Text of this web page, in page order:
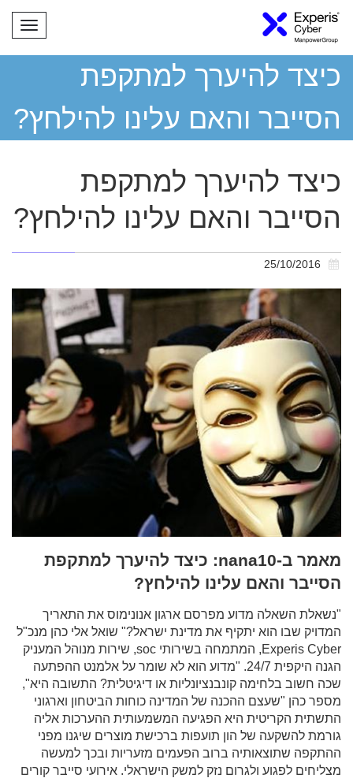
כיצד להיערך למתקפת
הסייבר והאם עלינו להילחץ?
כיצד להיערך למתקפת
הסייבר והאם עלינו להילחץ?
מאמר ב-nana10: כיצד להיערך למתקפת
הסייבר והאם עלינו להילחץ?
"נשאלת השאלה מדוע מפרסם ארגון אנונימוס את התאריך
המדויק שבו הוא יתקיף את מדינת ישראל?" שואל אלי כהן מנכ"ל
Experis Cyber, המתמחה בשירותי soc, שירות מנוהל המעניק
הגנה היקפית 24/7. "מדוע הוא לא שומר על אלמנט ההפתעה
שכה חשוב בלחימה קונבנציונליות או דיגיטלית? התשובה היא",
מספר כהן "שעצם ההכנה של המדינה כוחות הביטחון וארגוני
התשתית הקריטית היא הפגיעה המשמעותית ההערכות אליה
גורמת להשקעה של הון תועפות ברכישת מוצרים שיגנו מפני
ההתקפה שתוצאותיה ברוב הפעמים מזעריות ובכך למעשה
מצליחים לפגוע ולגרום נזק למשק הישראלי. אירועי סייבר קורים